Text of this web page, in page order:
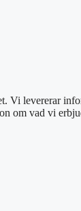
Vi levererar
om vad vi